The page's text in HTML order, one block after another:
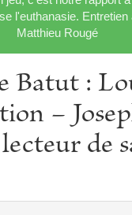
l'euthanasie.
Matthieu Rougé
Batut :
−
de